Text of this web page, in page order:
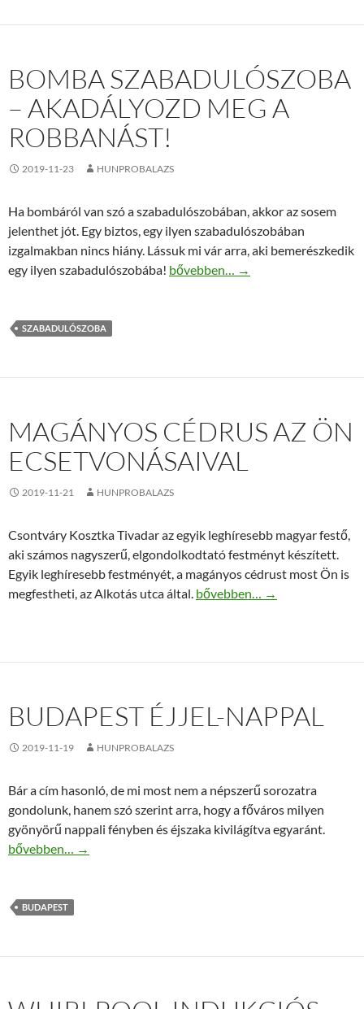
BOMBA SZABADULÓSZOBA
– AKADÁLYOZD MEG A
ROBBANÁST!
2019-11-23 HUNPROBALAZS
Ha bombáról van szó a szabadulószobában, akkor az sosem
jelenthet jót. Egy biztos, egy ilyen szabadulószobában
izgalmakban nincs hiány. Lássuk mi vár arra, aki bemerészkedik
egy ilyen szabadulószobába! Bomba szabadulószoba –
bővebben… →
SZABADULÓSZOBA
MAGÁNYOS CÉDRUS AZ ÖN
ECSETVONÁSAIVAL
2019-11-21 HUNPROBALAZS
Csontváry Kosztka Tivadar az egyik leghíresebb magyar festő,
aki számos nagyszerű, elgondolkodtató festményt készített.
Egyik leghíresebb festményét, a magányos cédrust most Ön is
megfestheti, az Alkotás utca által. Magányos cédrus az Ön
bővebben… →
BUDAPEST ÉJJEL-NAPPAL
2019-11-19 HUNPROBALAZS
Bár a cím hasonló, de mi most nem a népszerű sorozatra
gondolunk, hanem szó szerint arra, hogy a főváros milyen
gyönyörű nappali fényben és éjszaka kivilágítva egyaránt.
Budapest éjjel-nappal
bővebben… →
BUDAPEST